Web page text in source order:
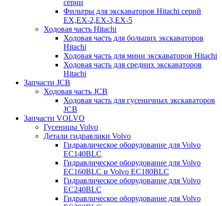
серии
Фильтры для экскаваторов Hitachi серий
EX,EX-2,EX-3,EX-5
Ходовая часть Hitachi
Ходовая часть для больших экскаваторов
Hitachi
Ходовая часть для мини экскаваторов Hitachi
Ходовая часть для средних экскаваторов
Hitachi
Запчасти JCB
Ходовая часть JCB
Ходовая часть для гусеничных экскаваторов
JCB
Запчасти VOLVO
Гусеницы Volvo
Детали гидравлики Volvo
Гидравлическое оборудование для Volvo
EC140BLC
Гидравлическое оборудование для Volvo
EC160BLC и Volvo EC180BLC
Гидравлическое оборудование для Volvo
EC240BLC
Гидравлическое оборудование для Volvo